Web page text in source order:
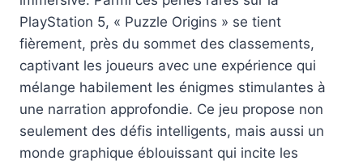
PlayStation 5, « Puzzle Origins » se tient
fièrement, près du sommet des classements,
captivant les joueurs avec une expérience qui
mélange habilement les énigmes stimulantes à
une narration approfondie. Ce jeu propose non
seulement des défis intelligents, mais aussi un
monde graphique éblouissant qui incite les